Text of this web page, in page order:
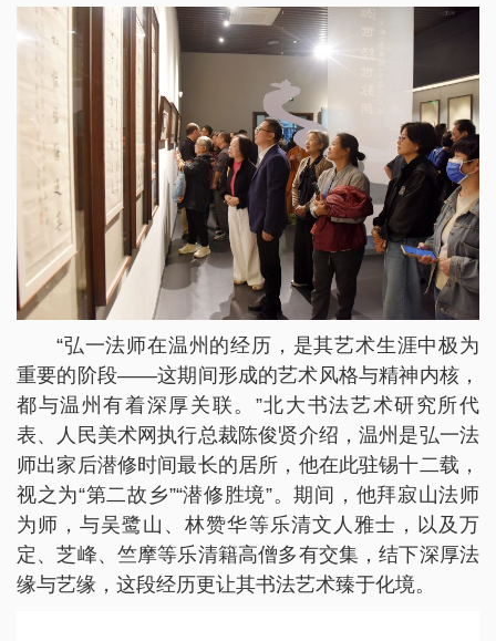
“弘一法师在温州的经历，是其艺术生涯中极为
重要的阶段——这期间形成的艺术风格与精神内核，
都与温州有着深厚关联。”北大书法艺术研究所代
表、人民美术网执行总裁陈俊贤介绍，温州是弘一法
师出家后潜修时间最长的居所，他在此驻锡十二载，
视之为“第二故乡”“潜修胜境”。期间，他拜寂山法师
为师，与吴鹭山、林赞华等乐清文人雅士，以及万
定、芝峰、竺摩等乐清籍高僧多有交集，结下深厚法
缘与艺缘，这段经历更让其书法艺术臻于化境。